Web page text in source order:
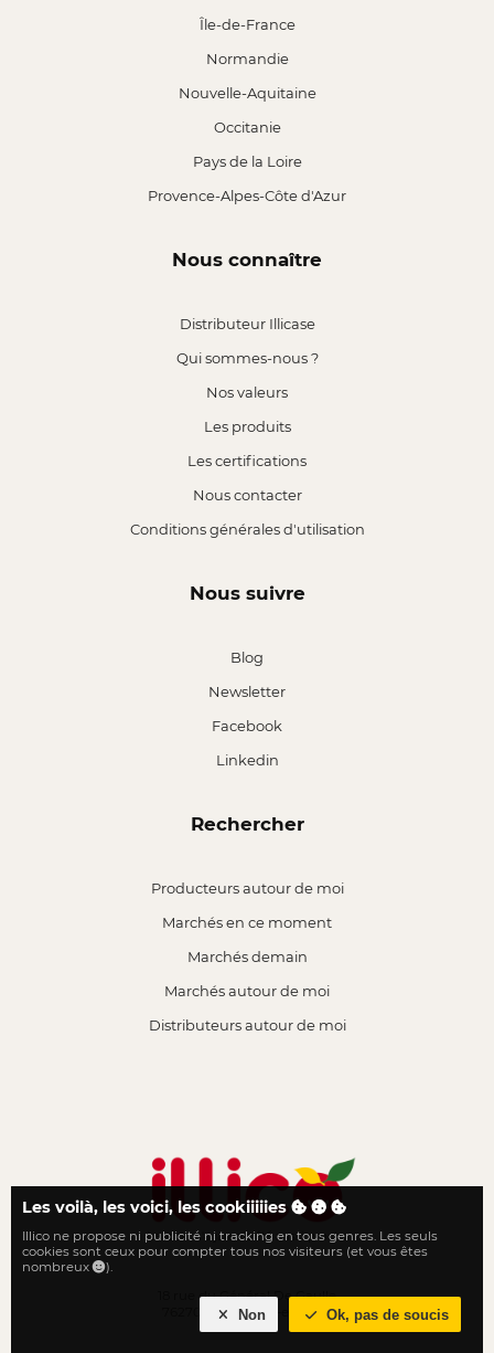
Île-de-France
Normandie
Nouvelle-Aquitaine
Occitanie
Pays de la Loire
Provence-Alpes-Côte d'Azur
Nous connaître
Distributeur Illicase
Qui sommes-nous ?
Nos valeurs
Les produits
Les certifications
Nous contacter
Conditions générales d'utilisation
Nous suivre
Blog
Newsletter
Facebook
Linkedin
Rechercher
Producteurs autour de moi
Marchés en ce moment
Marchés demain
Marchés autour de moi
Distributeurs autour de moi
Le local n'a jamais été aussi proche
18 rue du Général De Gaulle
76270 Neufchâtel-en-Bray
Les voilà, les voici, les cookiiiiies
Illico ne propose ni publicité ni tracking en tous genres. Les seuls
cookies sont ceux pour compter tous nos visiteurs (et vous êtes
nombreux
).
Non Ok, pas de soucis